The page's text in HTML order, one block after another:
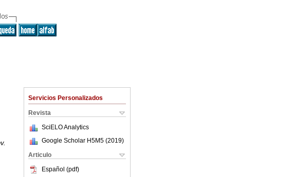
Servicios Personalizados
Revista
SciELO Analytics
Google Scholar H5M5 (2019)
Articulo
Español (pdf)